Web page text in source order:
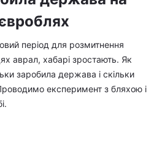
період для розмитнення
аврал, хабарі зростають. Як
заробила держава і скільки
експеримент з бляхою і